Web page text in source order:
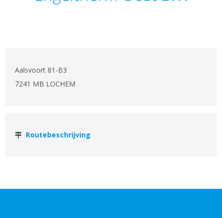
Aalsvoort 81-B3
7241 MB LOCHEM
Routebeschrijving